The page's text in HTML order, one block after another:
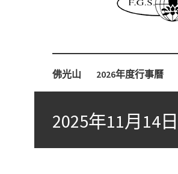
佛光山 2026年度行事曆
2025年11月14日